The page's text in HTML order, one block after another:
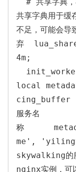
共享字典用于缓
不足，可能会导
弃
4m;
local
cing_buffer
服务名
称
me',
skywalking的
nginx实例，可